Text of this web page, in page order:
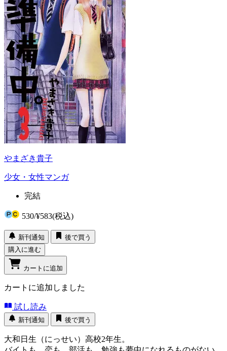
やまざき貴子
少女・女性マンガ
完結
530/¥583(税込)
新刊通知
後で買う
購入に進む
カートに追加
カートに追加しました
試し読み
新刊通知 後で買う
大和日生（にっせい）高校2年生。